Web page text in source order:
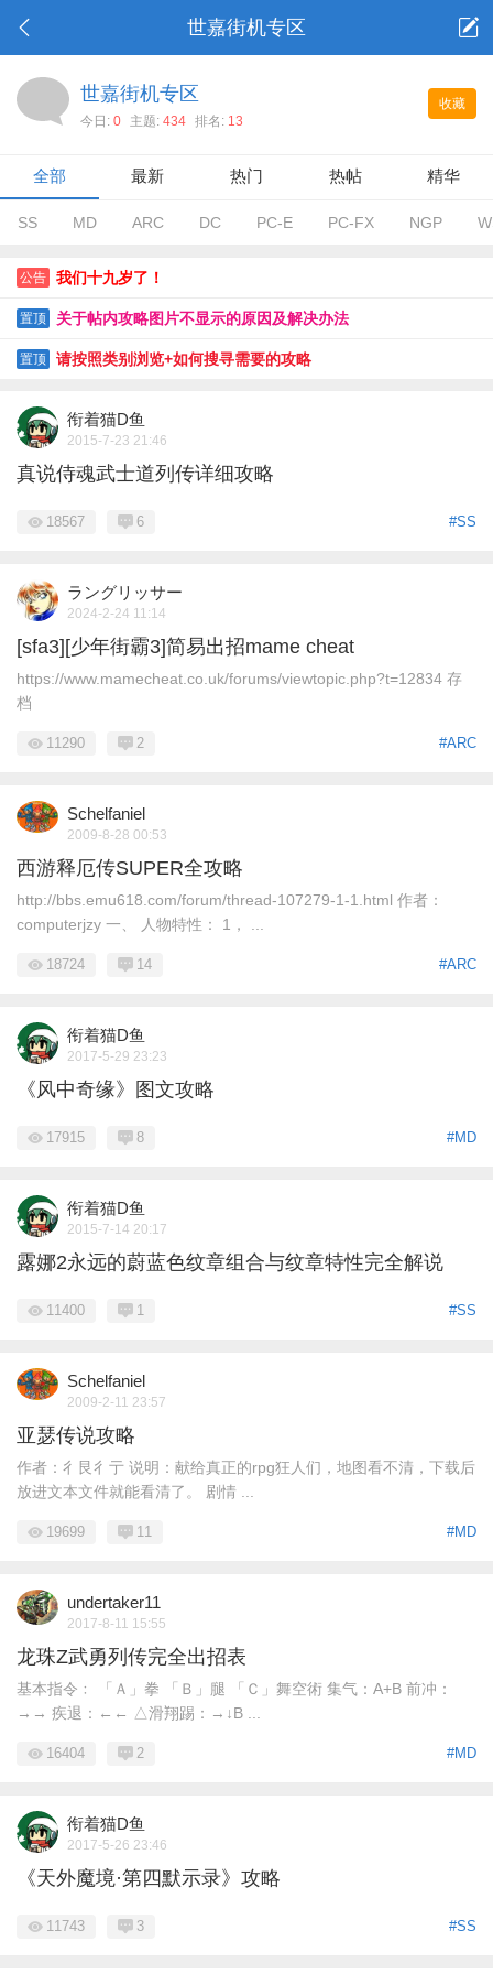
世嘉街机专区
收藏
世嘉街机专区
今日: 0 主题: 434 排名: 13
全部 最新 热门 热帖 精华
SS MD ARC DC PC-E PC-FX NGP
公告 我们十九岁了！
置顶 关于帖内攻略图片不显示的原因及解决办法
置顶 请按照类别浏览+如何搜寻需要的攻略
衔着猫D鱼
2015-7-23 21:46
真说侍魂武士道列传详细攻略
#SS
18567 6
ラングリッサー
2024-2-24 11:14
[sfa3][少年街霸3]简易出招mame cheat
https://www.mamecheat.co.uk/forums/viewtopic.php?t=12834 存
档
#ARC
11290 2
Schelfaniel
2009-8-28 00:53
西游释厄传SUPER全攻略
http://bbs.emu618.com/forum/thread-107279-1-1.html 作者：
computerjzy 一、 人物特性： 1， ...
#ARC
18724 14
衔着猫D鱼
2017-5-29 23:23
《风中奇缘》图文攻略
#MD
17915 8
衔着猫D鱼
2015-7-14 20:17
露娜2永远的蔚蓝色纹章组合与纹章特性完全解说
#SS
11400 1
Schelfaniel
2009-2-11 23:57
亚瑟传说攻略
作者：彳艮彳亍 说明：献给真正的rpg狂人们，地图看不清，下载后
放进文本文件就能看清了。 剧情 ...
#MD
19699 11
undertaker11
2017-8-11 15:55
龙珠Z武勇列传完全出招表
基本指令﹕ 「Ａ」拳 「Ｂ」腿 「Ｃ」舞空術 集气：A+B 前冲：
→→ 疾退：←← △滑翔踢：→↓B ...
#MD
16404 2
衔着猫D鱼
2017-5-26 23:46
《天外魔境·第四默示录》攻略
#SS
11743 3